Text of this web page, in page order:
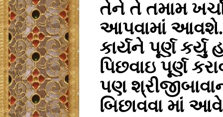
તેને તે તમામ
આપવામાં આવશે.
કાર્યને પૂર્ણ
પિછવાઇ પૂર્ણ
પણ
બિછાવવા માં